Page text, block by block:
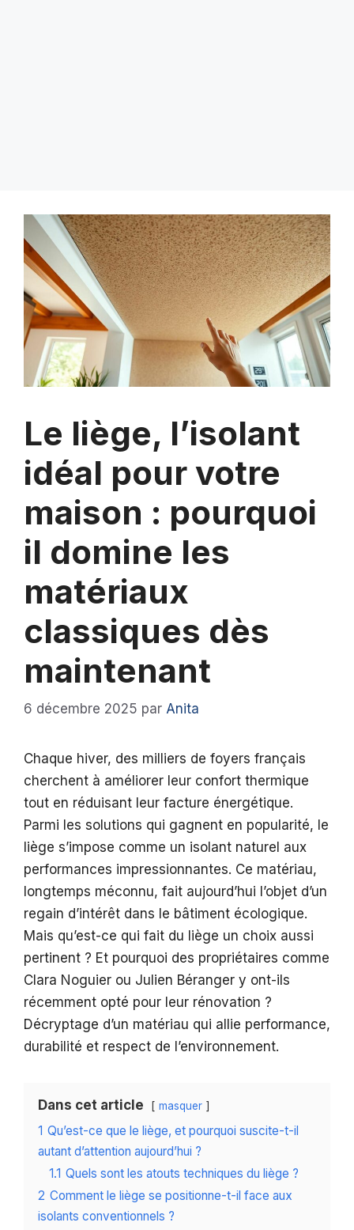
Le liège, l’isolant
idéal pour votre
maison : pourquoi
il domine les
matériaux
classiques dès
maintenant
6 décembre 2025 par Anita
Chaque hiver, des milliers de foyers français
cherchent à améliorer leur confort thermique
tout en réduisant leur facture énergétique.
Parmi les solutions qui gagnent en popularité, le
liège s’impose comme un isolant naturel aux
performances impressionnantes. Ce matériau,
longtemps méconnu, fait aujourd’hui l’objet d’un
regain d’intérêt dans le bâtiment écologique.
Mais qu’est-ce qui fait du liège un choix aussi
pertinent ? Et pourquoi des propriétaires comme
Clara Noguier ou Julien Béranger y ont-ils
récemment opté pour leur rénovation ?
Décryptage d’un matériau qui allie performance,
durabilité et respect de l’environnement.
Dans cet article masquer
1 Qu’est-ce que le liège, et pourquoi suscite-t-il
autant d’attention aujourd’hui ?
1.1 Quels sont les atouts techniques du liège ?
2 Comment le liège se positionne-t-il face aux
isolants conventionnels ?